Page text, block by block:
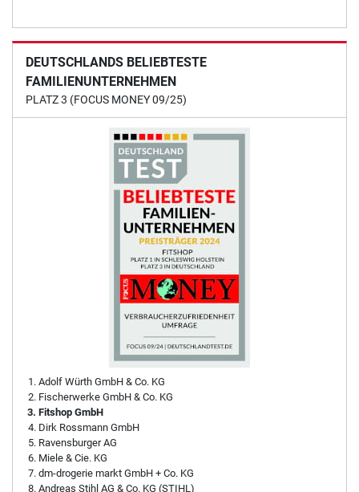
DEUTSCHLANDS BELIEBTESTE
FAMILIENUNTERNEHMEN
PLATZ 3 (FOCUS MONEY 09/25)
Adolf Würth GmbH & Co. KG
Fischerwerke GmbH & Co. KG
Fitshop GmbH
Dirk Rossmann GmbH
Ravensburger AG
Miele & Cie. KG
dm-drogerie markt GmbH + Co. KG
Andreas Stihl AG & Co. KG (STIHL)